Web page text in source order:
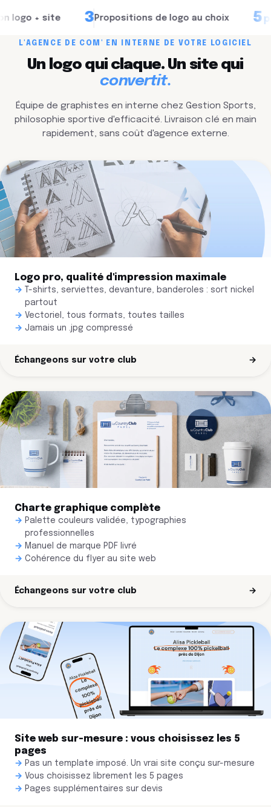
+ site 3 Propositions de logo au choix 5
L'AGENCE DE COM' EN INTERNE DE VOTRE LOGICIEL
Un logo qui claque. Un site qui
convertit.
Équipe de graphistes en interne chez Gestion Sports,
philosophie sportive d'efficacité. Livraison clé en main
rapidement, sans coût d'agence externe.
Logo pro, qualité d'impression maximale
T-shirts, serviettes, devanture, banderoles : sort nickel
partout
Vectoriel, tous formats, toutes tailles
Jamais un .jpg compressé
Échangeons sur votre club →
Charte graphique complète
Palette couleurs validée, typographies
professionnelles
Manuel de marque PDF livré
Cohérence du flyer au site web
Échangeons sur votre club →
Site web sur-mesure : vous choisissez les 5
pages
Pas un template imposé. Un vrai site conçu sur-mesure
Vous choisissez librement les 5 pages
Pages supplémentaires sur devis